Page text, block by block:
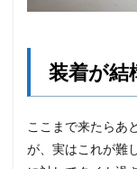
装着が結
ここまで来たらあ
が、実はこれが難